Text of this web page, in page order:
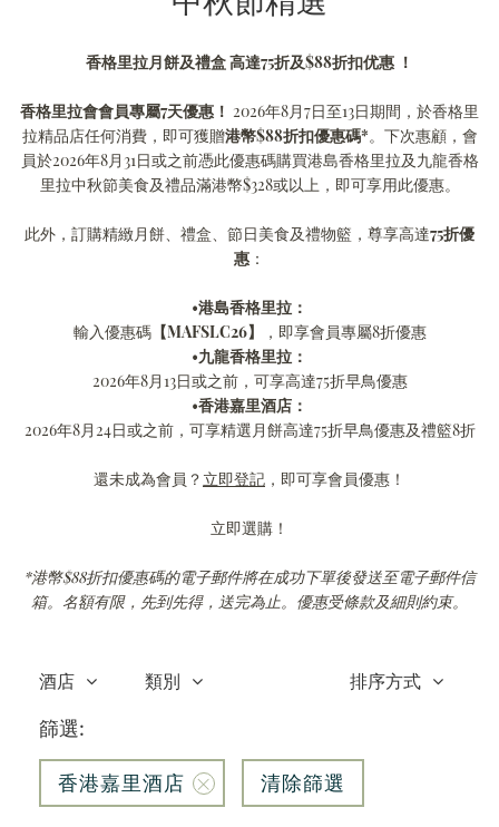
香格里拉月餅及禮盒 高達75折及$88折扣优惠 ！
香格里拉會會員專屬7天優惠！ 2026年8月7日至13日期間，於香格里
拉精品店任何消費，即可獲贈港幣$88折扣優惠碼*。下次惠顧，會
員於2026年8月31日或之前憑此優惠碼購買港島香格里拉及九龍香格
里拉中秋節美食及禮品滿港幣$328或以上，即可享用此優惠。
此外，訂購精緻月餅、禮盒、節日美食及禮物籃，尊享高達75折優
惠 ：
•港島香格里拉：
輸入優惠碼【MAFSLC26】
，即享會員專屬8折優惠
•九龍香格里拉：
2026年8月13日或之前，可享高達75折早鳥優惠
•香港嘉里酒店：
2026年8月24日或之前，可享精選月餅高達75折早鳥優惠及禮籃8折
還未成為會員？ 立即登記 ，即可享會員優惠！
立即選購！
*港幣$88折扣優惠碼的電子郵件將在成功下單後發送至電子郵件信
箱。名額有限，先到先得，送完為止。優惠受條款及細則約束。
酒店 類別 排序方式
篩選:
香港嘉里酒店 清除篩選